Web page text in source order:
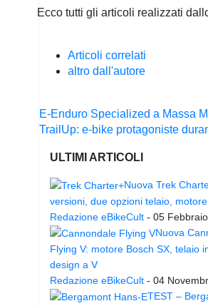
Ecco tutti gli articoli realizzati
Articoli correlati
altro dall'autore
Navigazione
articoli
E-Enduro Specialized a Massa
TrailUp: e-bike protagoniste
ULTIMI ARTICOLI
Nuova Trek
versioni, due opzioni telaio,
Redazione eBikeCult - 05
Nuova
Flying V: motore Bosch SX, telaio
design a V
Redazione eBikeCult - 04
TEST –